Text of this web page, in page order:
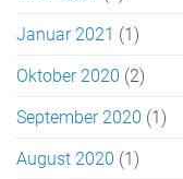
Januar 2021 (1)
Oktober 2020 (2)
September 2020 (1)
August 2020 (1)